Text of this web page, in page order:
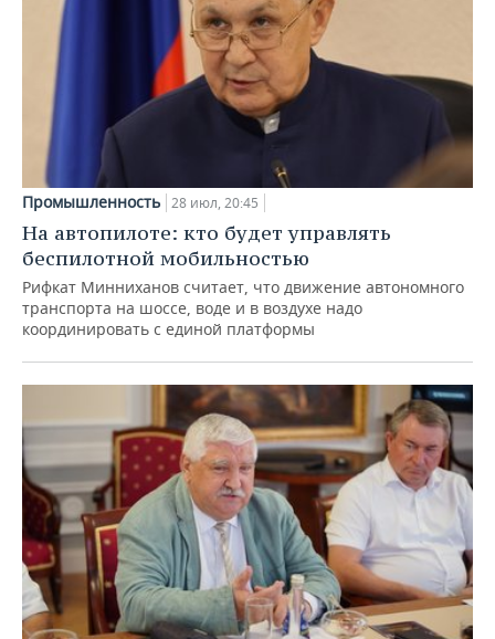
Промышленность 28 июл, 20:45
На автопилоте: кто будет управлять
беспилотной мобильностью
Рифкат Минниханов считает, что движение автономного
транспорта на шоссе, воде и в воздухе надо
координировать с единой платформы